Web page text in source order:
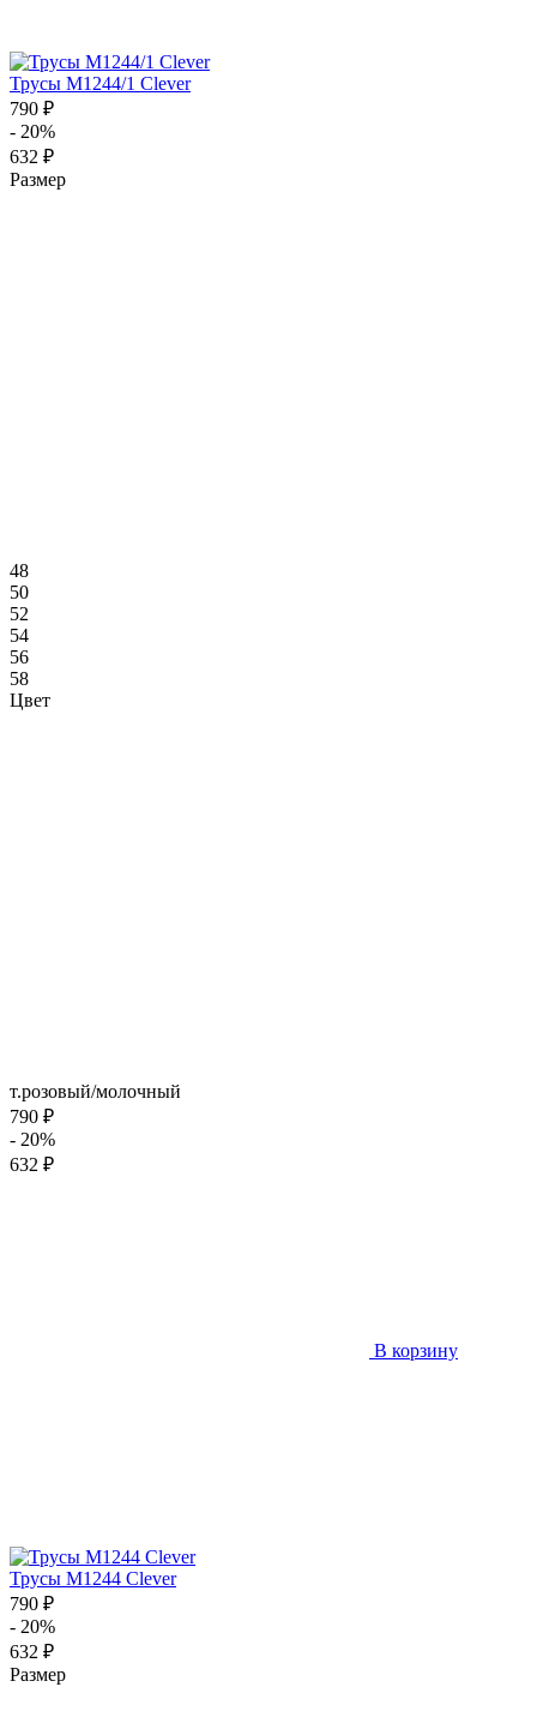
Трусы M1244/1 Clever
790 ₽
- 20%
632 ₽
Размер
48
50
52
54
56
58
Цвет
т.розовый/молочный
790 ₽
- 20%
632 ₽
В корзину
Трусы M1244 Clever
790 ₽
- 20%
632 ₽
Размер